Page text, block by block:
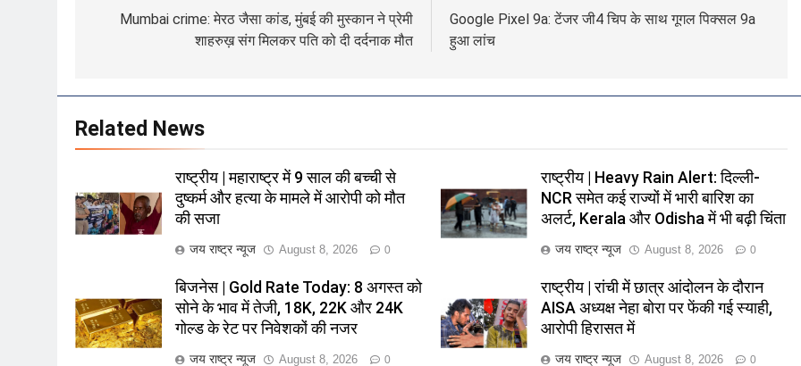
navigation
Mumbai crime: मेरठ जैसा कांड, मुंबई की मुस्कान ने प्रेमी
शाहरुख़ संग मिलकर पति को दी दर्दनाक मौत
Google Pixel 9a: टेंजर जी4 चिप के साथ गूगल पिक्सल 9a
हुआ लांच
Related News
राष्ट्रीय | महाराष्ट्र में 9 साल की बच्ची से
दुष्कर्म और हत्या के मामले में आरोपी को मौत
की सजा
जय राष्ट्र न्यूज August 8, 2026 0
राष्ट्रीय | Heavy Rain Alert: दिल्ली-
NCR समेत कई राज्यों में भारी बारिश का
अलर्ट, Kerala और Odisha में भी बढ़ी चिंता
जय राष्ट्र न्यूज August 8, 2026 0
बिजनेस | Gold Rate Today: 8 अगस्त को
सोने के भाव में तेजी, 18K, 22K और 24K
गोल्ड के रेट पर निवेशकों की नजर
जय राष्ट्र न्यूज August 8, 2026 0
राष्ट्रीय | रांची में छात्र आंदोलन के दौरान
AISA अध्यक्ष नेहा बोरा पर फेंकी गई स्याही,
आरोपी हिरासत में
जय राष्ट्र न्यूज August 8, 2026 0